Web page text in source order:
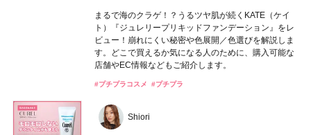
まるで海のクラゲ！？うるツヤ肌が続くKATE（ケイ
ト）『ジュレリープリキッドファンデーション』をレ
ビュー！崩れにくい秘密や色展開／色選びを解説しま
す。どこで買えるか気になる人のために、購入可能な
店舗やEC情報などもご紹介します。
#プチプラコスメ #プチプラ
Shiori